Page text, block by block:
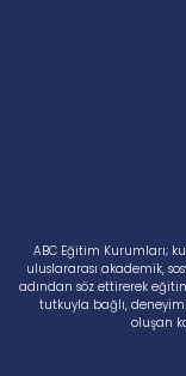
ABC Eğitim Kurumları;
uluslararası akademik,
adından söz ettirerek
tutkuyla bağlı,
oluşan